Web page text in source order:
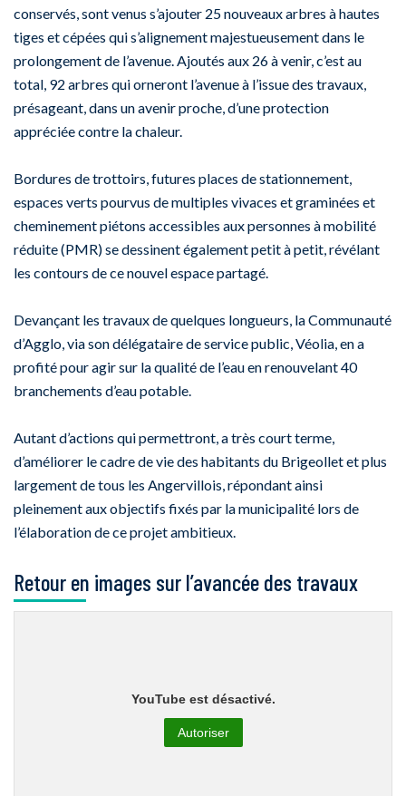
conservés, sont venus s’ajouter 25 nouveaux arbres à hautes
tiges et cépées qui s’alignement majestueusement dans le
prolongement de l’avenue. Ajoutés aux 26 à venir, c’est au
total, 92 arbres qui orneront l’avenue à l’issue des travaux,
présageant, dans un avenir proche, d’une protection
appréciée contre la chaleur.
Bordures de trottoirs, futures places de stationnement,
espaces verts pourvus de multiples vivaces et graminées et
cheminement piétons accessibles aux personnes à mobilité
réduite (PMR) se dessinent également petit à petit, révélant
les contours de ce nouvel espace partagé.
Devançant les travaux de quelques longueurs, la Communauté
d’Agglo, via son délégataire de service public, Véolia, en a
profité pour agir sur la qualité de l’eau en renouvelant 40
branchements d’eau potable.
Autant d’actions qui permettront, a très court terme,
d’améliorer le cadre de vie des habitants du Brigeollet et plus
largement de tous les Angervillois, répondant ainsi
pleinement aux objectifs fixés par la municipalité lors de
l’élaboration de ce projet ambitieux.
Retour en images sur l’avancée des travaux
YouTube est désactivé.
Autoriser